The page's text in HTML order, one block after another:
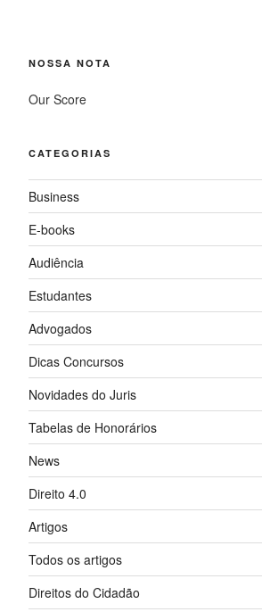
NOSSA NOTA
Our Score
CATEGORIAS
Business
E-books
Audiência
Estudantes
Advogados
Dicas Concursos
Novidades do Juris
Tabelas de Honorários
News
Direito 4.0
Artigos
Todos os artigos
Direitos do Cidadão